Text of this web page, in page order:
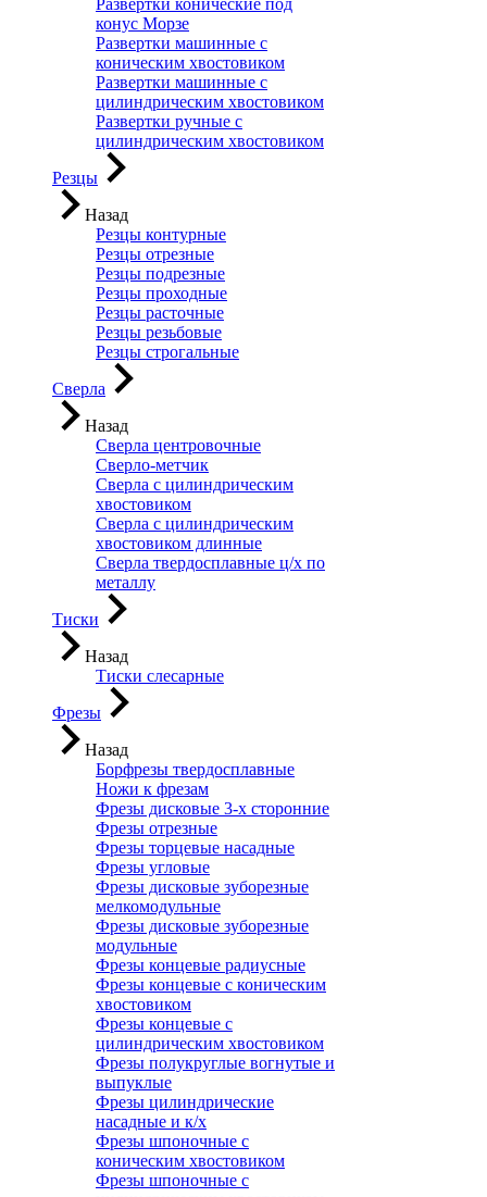
Развертки конические под
конус Морзе
Развертки машинные с
коническим хвостовиком
Развертки машинные с
цилиндрическим хвостовиком
Развертки ручные с
цилиндрическим хвостовиком
Резцы
Назад
Резцы контурные
Резцы отрезные
Резцы подрезные
Резцы проходные
Резцы расточные
Резцы резьбовые
Резцы строгальные
Сверла
Назад
Сверла центровочные
Сверло-метчик
Сверла с цилиндрическим
хвостовиком
Сверла с цилиндрическим
хвостовиком длинные
Сверла твердосплавные ц/х по
металлу
Тиски
Назад
Тиски слесарные
Фрезы
Назад
Борфрезы твердосплавные
Ножи к фрезам
Фрезы дисковые 3-х сторонние
Фрезы отрезные
Фрезы торцевые насадные
Фрезы угловые
Фрезы дисковые зуборезные
мелкомодульные
Фрезы дисковые зуборезные
модульные
Фрезы концевые радиусные
Фрезы концевые с коническим
хвостовиком
Фрезы концевые с
цилиндрическим хвостовиком
Фрезы полукруглые вогнутые и
выпуклые
Фрезы цилиндрические
насадные и к/х
Фрезы шпоночные с
коническим хвостовиком
Фрезы шпоночные с